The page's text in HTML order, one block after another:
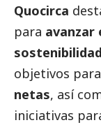
Quocirca
para avanzar
sostenibilidad
objetivos para
netas, así
iniciativas